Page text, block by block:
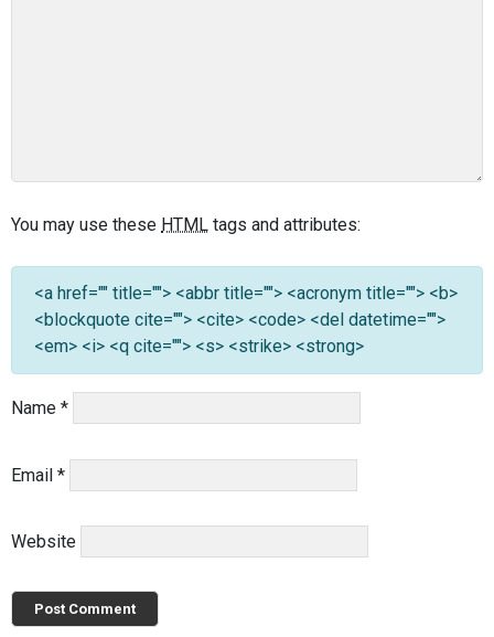
You may use these HTML tags and attributes:
<a href="" title=""> <abbr title=""> <acronym title=""> <b>
<blockquote cite=""> <cite> <code> <del datetime="">
<em> <i> <q cite=""> <s> <strike> <strong>
Name *
Email *
Website